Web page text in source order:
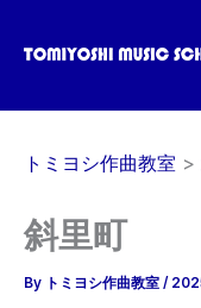
ス
トミヨシ作曲教室
斜里町
By トミヨシ作曲教室 /